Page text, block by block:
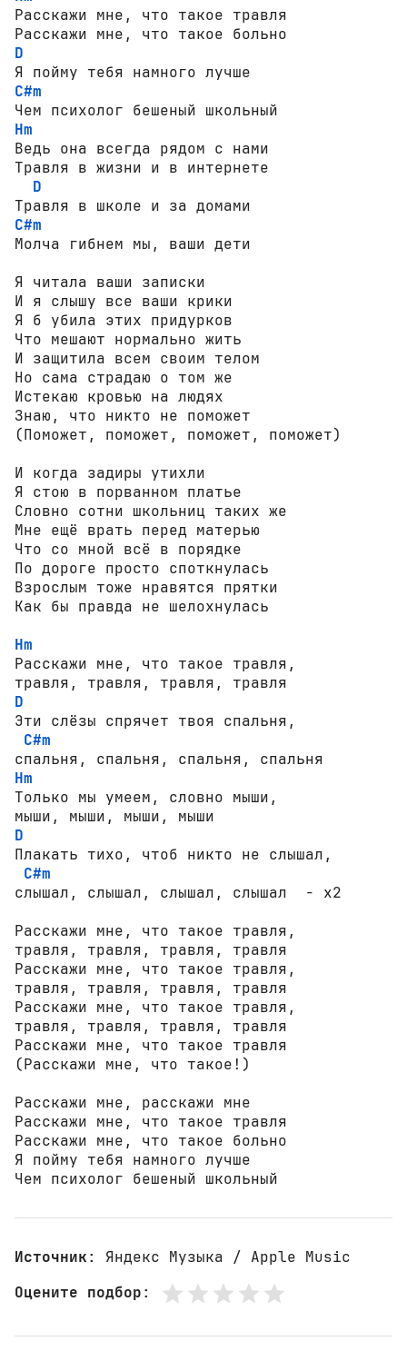
Расскажи мне, что такое травля
D
C#m
Hm
Ведь она всегда рядом с нами
Травля в жизни и в интернете
D
C#m
Молча гибнем мы, ваши дети
Я читала ваши записки
И я слышу все ваши крики
Я б убила этих придурков
Что мешают нормально жить
И защитила всем своим телом
Но сама страдаю о том же
Истекаю кровью на людях
Знаю, что никто не поможет
(Поможет, поможет, поможет, поможет)
И когда задиры утихли
Я стою в порванном платье
Словно сотни школьниц таких же
Мне ещё врать перед матерью
Что со мной всё в порядке
По дороге просто споткнулась
Взрослым тоже нравятся прятки
Как бы правда не шелохнулась
Hm
Расскажи мне, что такое травля,
D
Эти слёзы спрячет твоя спальня,
C#m
Hm
Только мы умеем, словно мыши,
D
Плакать тихо, чтоб никто не слышал,
C#m
слышал, слышал, слышал, слышал  - x2
Расскажи мне, что такое травля,
травля, травля, травля, травля
Расскажи мне, что такое травля,
травля, травля, травля, травля
Расскажи мне, что такое травля,
травля, травля, травля, травля
Расскажи мне, что такое травля
(Расскажи мне, что такое!)
Расскажи мне, расскажи мне
Расскажи мне, что такое травля
Расскажи мне, что такое больно
Я пойму тебя намного лучше
Чем психолог бешеный школьный
Источник: Яндекс Музыка / Apple Music
Оцените подбор: